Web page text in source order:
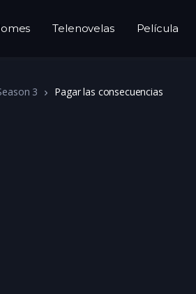
Telenovelas Película
3 Pagar las consecuencias